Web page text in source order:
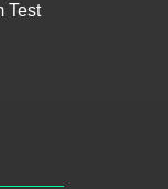
Test